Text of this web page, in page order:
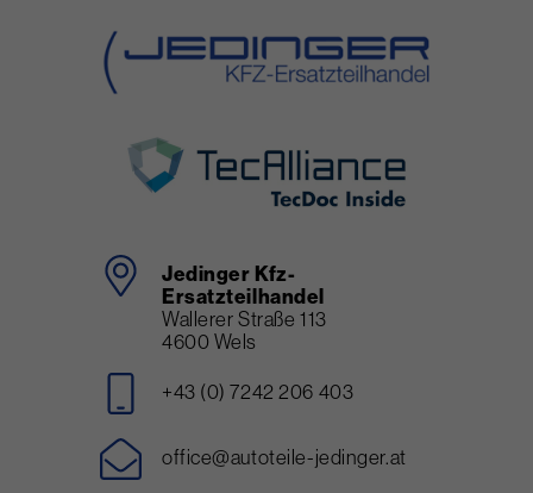
Jedinger Kfz-
Ersatzteilhandel
Wallerer Straße 113
4600 Wels
+43 (0) 7242 206 403
office@autoteile-jedinger.at